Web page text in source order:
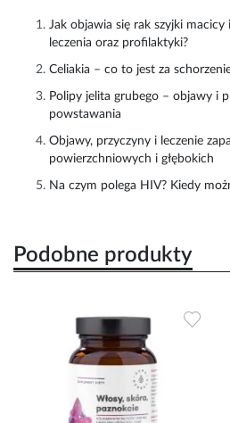
Jak objawia się rak szyjki macicy
leczenia oraz profilaktyki?
Celiakia – co to jest za
Polipy jelita grubego – objawy i
powstawania
Objawy, przyczyny i leczenie
powierzchniowych i głębokich
Na czym polega HIV? Kiedy
Podobne produkty